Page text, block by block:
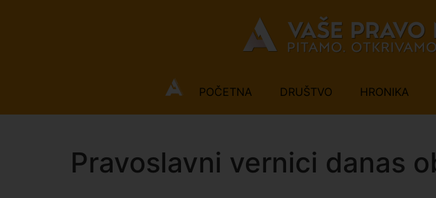
POČETNA DRUŠTVO HRONIKA
Pravoslavni vernici danas